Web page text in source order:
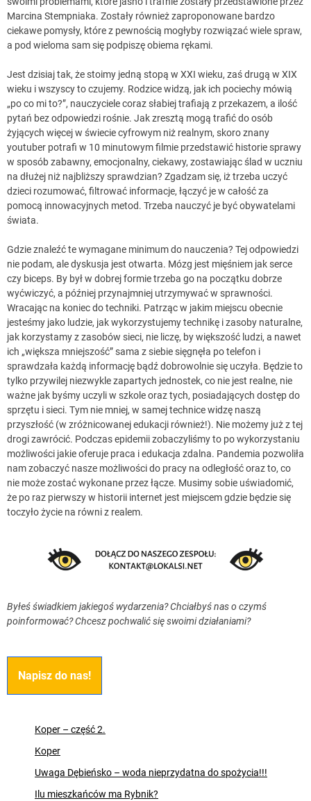
Marcina Stempniaka. Zostały również zaproponowane bardzo
ciekawe pomysły, które z pewnością mogłyby rozwiązać wiele spraw,
a pod wieloma sam się podpiszę obiema rękami.
Jest dzisiaj tak, że stoimy jedną stopą w XXI wieku, zaś drugą w XIX
wieku i wszyscy to czujemy. Rodzice widzą, jak ich pociechy mówią
„po co mi to?”, nauczyciele coraz słabiej trafiają z przekazem, a ilość
pytań bez odpowiedzi rośnie. Jak zresztą mogą trafić do osób
żyjących więcej w świecie cyfrowym niż realnym, skoro znany
youtuber potrafi w 10 minutowym filmie przedstawić historie sprawy
w sposób zabawny, emocjonalny, ciekawy, zostawiając ślad w uczniu
na dłużej niż najbliższy sprawdzian? Zgadzam się, iż trzeba uczyć
dzieci rozumować, filtrować informacje, łączyć je w całość za
pomocą innowacyjnych metod. Trzeba nauczyć je być obywatelami
świata.
Gdzie znaleźć te wymagane minimum do nauczenia? Tej odpowiedzi
nie podam, ale dyskusja jest otwarta. Mózg jest mięśniem jak serce
czy biceps. By był w dobrej formie trzeba go na początku dobrze
wyćwiczyć, a później przynajmniej utrzymywać w sprawności.
Wracając na koniec do techniki. Patrząc w jakim miejscu obecnie
jesteśmy jako ludzie, jak wykorzystujemy technikę i zasoby naturalne,
jak korzystamy z zasobów sieci, nie liczę, by większość ludzi, a nawet
ich „większa mniejszość” sama z siebie sięgnęła po telefon i
sprawdzała każdą informację bądź dobrowolnie się uczyła. Będzie to
tylko przywilej niezwykle zapartych jednostek, co nie jest realne, nie
ważne jak byśmy uczyli w szkole oraz tych, posiadających dostęp do
sprzętu i sieci. Tym nie mniej, w samej technice widzę naszą
przyszłość (w zróżnicowanej edukacji również!). Nie możemy już z tej
drogi zawrócić. Podczas epidemii zobaczyliśmy to po wykorzystaniu
możliwości jakie oferuje praca i edukacja zdalna. Pandemia pozwoliła
nam zobaczyć nasze możliwości do pracy na odległość oraz to, co
nie może zostać wykonane przez łącze. Musimy sobie uświadomić,
że po raz pierwszy w historii internet jest miejscem gdzie będzie się
toczyło życie na równi z realem.
Byłeś świadkiem jakiegoś wydarzenia? Chciałbyś nas o czymś
poinformować? Chcesz pochwalić się swoimi działaniami?
Napisz do nas!
Koper – część 2.
Koper
Uwaga Dębieńsko – woda nieprzydatna do spożycia!!!
Ilu mieszkańców ma Rybnik?